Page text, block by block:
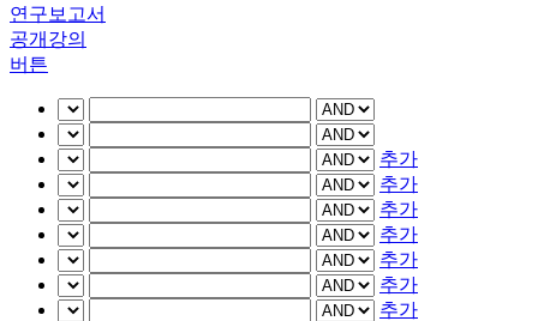
연구보고서
공개강의
버튼
추가
추가
추가
추가
추가
추가
추가